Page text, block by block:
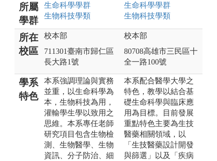
所屬
學群
生命科學學群
生物科技學類
生命科學學群
生物科技學類
所在
校區
校本部
711301臺南市歸仁區
長大路1號
校本部
80708高雄市三民區十
全一路100號
學系
特色
本系強調理論與實務
並重，以生命科學為
本，生物科技為用，
灌輸學生學以致用之
思維。本系專任老師
研究項目包含生物檢
測、生物醫學、生物
資訊、分子防治、細
本系配合醫學大學之
特色，教學以結合基
礎生命科學與臨床應
用為目標。目前發展
重點特色主要為生技
醫藥相關領域，以
「生技醫藥設計開發
與篩選」以及「疾病